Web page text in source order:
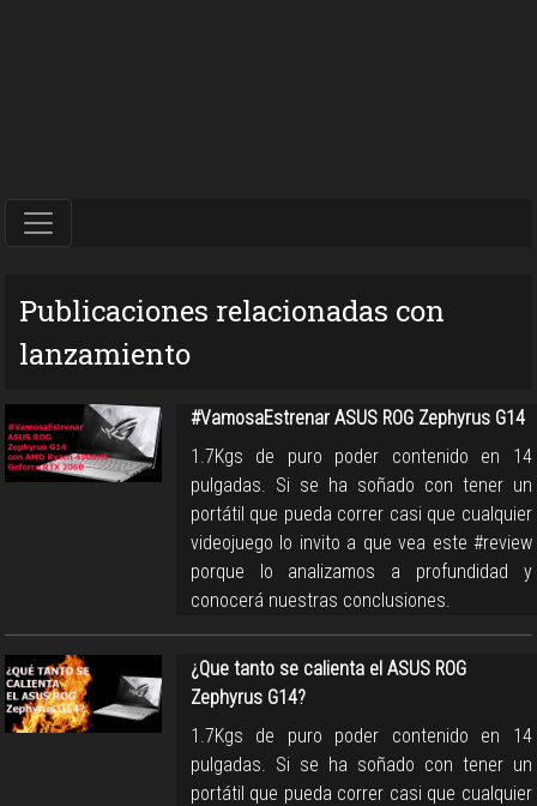
Publicaciones relacionadas con
lanzamiento
#VamosaEstrenar ASUS ROG Zephyrus G14
1.7Kgs de puro poder contenido en 14
pulgadas. Si se ha soñado con tener un
portátil que pueda correr casi que cualquier
videojuego lo invito a que vea este #review
porque lo analizamos a profundidad y
conocerá nuestras conclusiones.
¿Que tanto se calienta el ASUS ROG
Zephyrus G14?
1.7Kgs de puro poder contenido en 14
pulgadas. Si se ha soñado con tener un
portátil que pueda correr casi que cualquier